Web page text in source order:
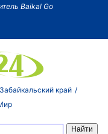
Baikal Go
Забайкальский край